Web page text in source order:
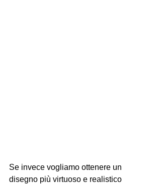
Se invece vogliamo ottenere un
disegno più virtuoso e realistico